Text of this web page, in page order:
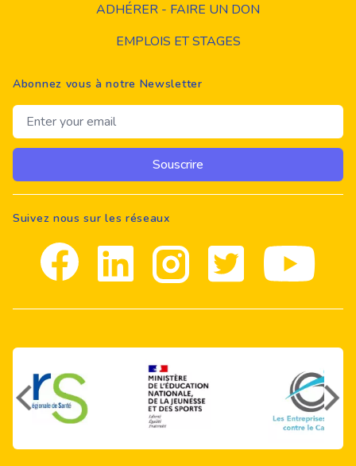
ADHÉRER - FAIRE UN DON
EMPLOIS ET STAGES
Abonnez vous à notre Newsletter
Email address
Souscrire
Suivez nous sur les réseaux
Facebook Linkedin Instagram Twitter youtube